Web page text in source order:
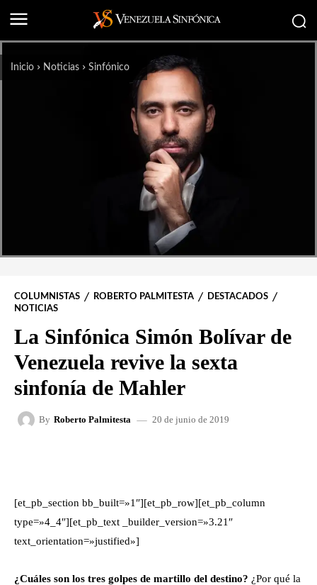
Inicio Noticias Sinfónico
COLUMNISTAS ROBERTO PALMITESTA
DESTACADOS
NOTICIAS
La Sinfónica Simón Bolívar de
Venezuela revive la sexta
sinfonía de Mahler
By Roberto Palmitesta 20 de junio de 2019
[et_pb_section bb_built=»1″][et_pb_row][et_pb_column
type=»4_4″][et_pb_text _builder_version=»3.21″
text_orientation=»justified»]
¿Cuáles son los tres golpes de martillo del destino? ¿Por qué la